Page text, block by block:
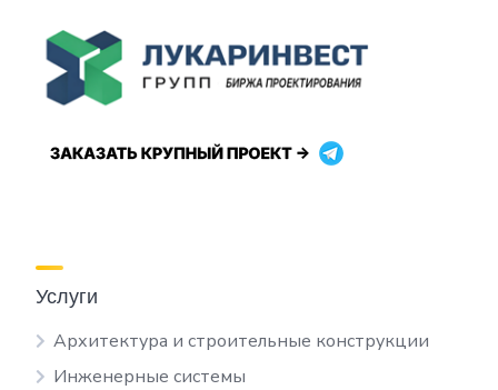
Услуги
Архитектура и строительные конструкции
Инженерные системы